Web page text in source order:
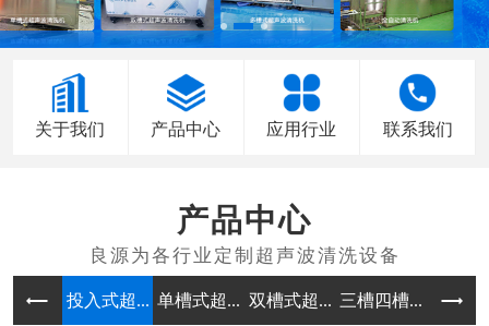
关于我们 产品中心 应用行业 联系我们
产品中心
投入式超... 单槽式超... 双槽式超... 三槽四槽... 多槽